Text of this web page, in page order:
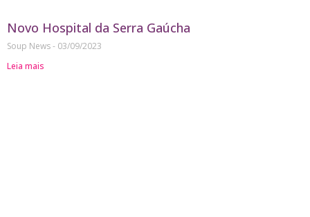
Novo Hospital da Serra Gaúcha
Soup News
03/09/2023
Leia mais